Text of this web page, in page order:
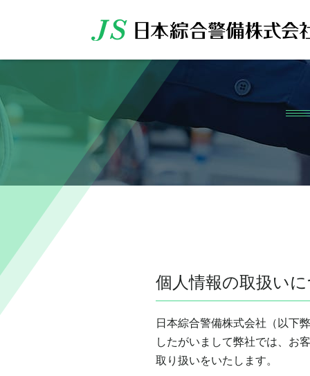
個人情報の取扱い
日本綜合警備株式会社（以下
したがいまして弊社では、お
取り扱いをいたします。